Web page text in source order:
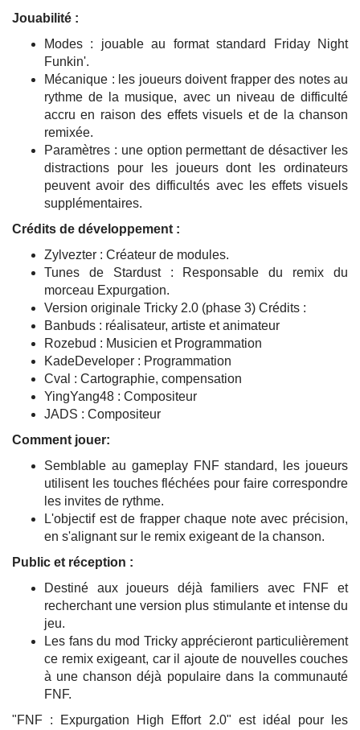
Jouabilité :
Modes : jouable au format standard Friday Night
Funkin'.
Mécanique : les joueurs doivent frapper des notes au
rythme de la musique, avec un niveau de difficulté
accru en raison des effets visuels et de la chanson
remixée.
Paramètres : une option permettant de désactiver les
distractions pour les joueurs dont les ordinateurs
peuvent avoir des difficultés avec les effets visuels
supplémentaires.
Crédits de développement :
Zylvezter : Créateur de modules.
Tunes de Stardust : Responsable du remix du
morceau Expurgation.
Version originale Tricky 2.0 (phase 3) Crédits :
Banbuds : réalisateur, artiste et animateur
Rozebud : Musicien et Programmation
KadeDeveloper : Programmation
Cval : Cartographie, compensation
YingYang48 : Compositeur
JADS : Compositeur
Comment jouer:
Semblable au gameplay FNF standard, les joueurs
utilisent les touches fléchées pour faire correspondre
les invites de rythme.
L'objectif est de frapper chaque note avec précision,
en s'alignant sur le remix exigeant de la chanson.
Public et réception :
Destiné aux joueurs déjà familiers avec FNF et
recherchant une version plus stimulante et intense du
jeu.
Les fans du mod Tricky apprécieront particulièrement
ce remix exigeant, car il ajoute de nouvelles couches
à une chanson déjà populaire dans la communauté
FNF.
"FNF : Expurgation High Effort 2.0" est idéal pour les